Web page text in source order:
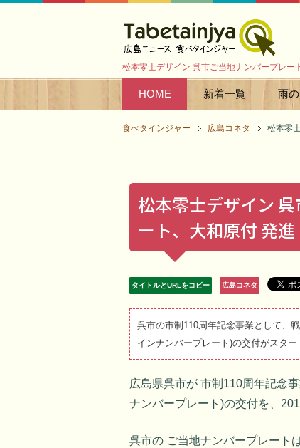
松本零士デザイン 呉市ご当地ナンバープレー
HOME 新着一覧 雨
食べタインジャー 広島コネタ 松本零
松本零士デザイン
ート、大和原付 発進
タイトルとURLをコピー 広島コネタ
呉市の市制110周年記念事業として、
インナンバープレート)の交付がスター
広島県呉市が 市制110周年記念
ナンバープレート)の交付を、
呉市の ご当地ナンバープレート